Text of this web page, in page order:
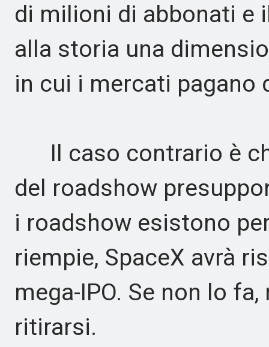
di milioni di abbonati e
alla storia una
in cui i mercati pagano
Il caso contrario è
del roadshow
i roadshow esistono
riempie, SpaceX avrà
mega-IPO. Se non lo
ritirarsi.